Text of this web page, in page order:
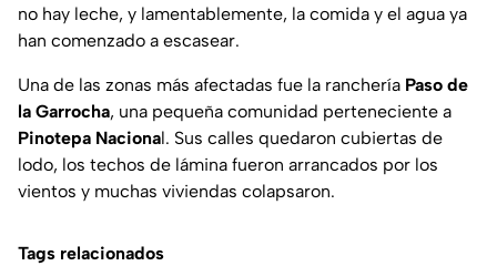
no hay leche, y lamentablemente, la comida y el agua ya
han comenzado a escasear.
Una de las zonas más afectadas fue la ranchería Paso de
la Garrocha, una pequeña comunidad perteneciente a
Pinotepa Nacional. Sus calles quedaron cubiertas de
lodo, los techos de lámina fueron arrancados por los
vientos y muchas viviendas colapsaron.
Tags relacionados